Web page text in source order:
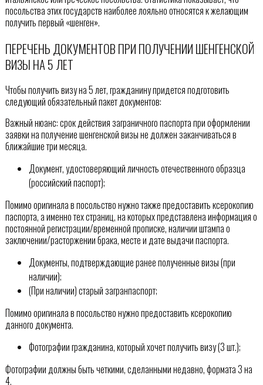
посольства этих государств наиболее лояльно относятся к желающим
получить первый «шенген».
ПЕРЕЧЕНЬ ДОКУМЕНТОВ ПРИ ПОЛУЧЕНИИ ШЕНГЕНСКОЙ
ВИЗЫ НА 5 ЛЕТ
Чтобы получить визу на 5 лет, гражданину придется подготовить
следующий обязательный пакет документов:
Важный нюанс: срок действия заграничного паспорта при оформлении
заявки на получение шенгенской визы не должен заканчиваться в
ближайшие три месяца.
Документ, удостоверяющий личность отечественного образца
(российский паспорт);
Помимо оригинала в посольство нужно также предоставить ксерокопию
паспорта, а именно тех страниц, на которых представлена информация о
постоянной регистрации/временной прописке, наличии штампа о
заключении/расторжении брака, месте и дате выдачи паспорта.
Документы, подтверждающие ранее полученные визы (при
наличии);
(При наличии) старый загранпаспорт;
Помимо оригинала в посольство нужно предоставить ксерокопию
данного документа.
Фотографии гражданина, который хочет получить визу (3 шт.);
Фотографии должны быть четкими, сделанными недавно, формата 3 на
4.